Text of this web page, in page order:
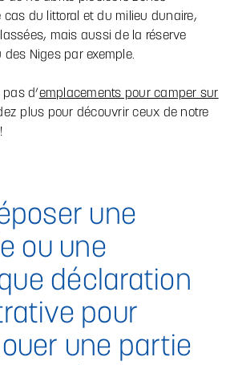
cas du littoral et du milieu dunaire,
mais aussi de la réserve
Niges par exemple.
d’emplacements pour camper sur
plus pour découvrir ceux de notre
!
une
ou une
déclaration
pour
une partie